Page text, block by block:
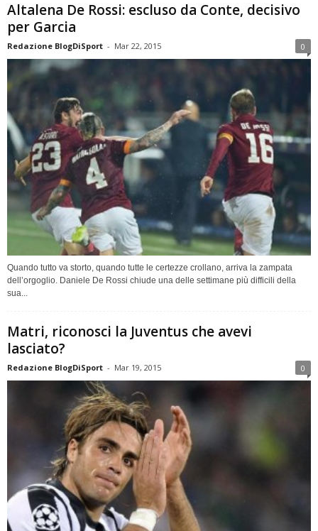
Altalena De Rossi: escluso da Conte, decisivo
per Garcia
Redazione BlogDiSport - Mar 22, 2015 0
Quando tutto va storto, quando tutte le certezze crollano, arriva la zampata
dell’orgoglio. Daniele De Rossi chiude una delle settimane più difficili della
sua...
Matri, riconosci la Juventus che avevi
lasciato?
Redazione BlogDiSport - Mar 19, 2015 0